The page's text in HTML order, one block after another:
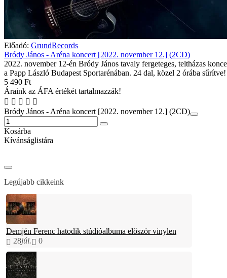
Előadó: GrundRecords
Bródy János - Aréna koncert [2022. november 12.] (2CD)
2022. november 12-én Bródy János tavaly fergeteges, teltházas
a Papp László Budapest Sportarénában. 24 dal, közel 2 órába
5 490 Ft
Áraink az ÁFA értékét tartalmazzák!
Bródy János - Aréna koncert [2022. november 12.] (2CD)
Kosárba
Kívánságlistára
Legújabb cikkeink
Demjén Ferenc hatodik stúdióalbuma először vinylen
28júl. 0